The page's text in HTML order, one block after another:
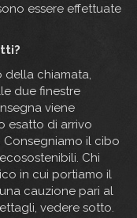
essere effettuate
della chiamata,
due finestre
viene
esatto di arrivo
il cibo
Chi
in cui portiamo il
cauzione pari al
vedere sotto.